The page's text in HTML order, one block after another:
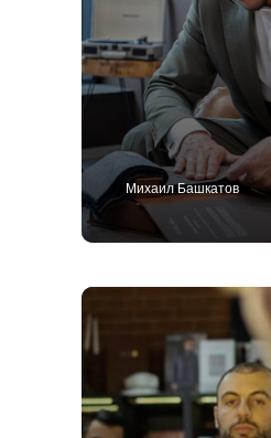
Михаил Башкатов